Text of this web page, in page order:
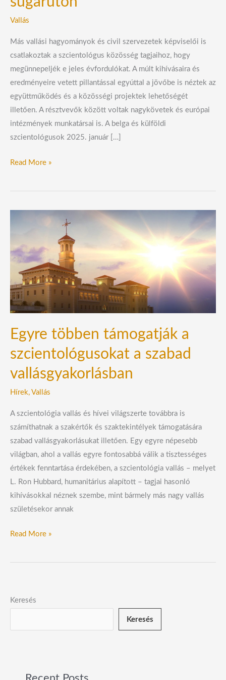
Vallás
Más vallási hagyományok és civil szervezetek képviselői is
csatlakoztak a szcientológus közösség tagjaihoz, hogy
megünnepeljék e jeles évfordulókat. A múlt kihívásaira és
eredményeire vetett pillantással egyúttal a jövőbe is néztek az
együttműködés és a közösségi projektek lehetőségét
illetően. A résztvevők között voltak nagykövetek és európai
intézmények munkatársai is. A belga és külföldi
szcientológusok 2025. január […]
Read More »
Egyre többen támogatják a
szcientológusokat a szabad
vallásgyakorlásban
Hírek, Vallás
A szcientológia vallás és hívei világszerte továbbra is
számíthatnak a szakértők és szaktekintélyek támogatására
szabad vallásgyakorlásukat illetően. Egy egyre népesebb
világban, ahol a vallás egyre fontosabbá válik a tisztességes
értékek fenntartása érdekében, a szcientológia vallás – melyet
L. Ron Hubbard, humanitárius alapított – tagjai hasonló
kihívásokkal néznek szembe, mint bármely más nagy vallás
születésekor annak
támogatják
a
szcientológusokat
a
szabad
vallásgyakorlásban
Read More »
Keresés
Keresés